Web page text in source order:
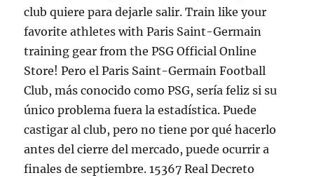
club quiere para dejarle salir. Train like your
favorite athletes with Paris Saint-Germain
training gear from the PSG Official Online
Store! Pero el Paris Saint-Germain Football
Club, más conocido como PSG, sería feliz si su
único problema fuera la estadística. Puede
castigar al club, pero no tiene por qué hacerlo
antes del cierre del mercado, puede ocurrir a
finales de septiembre. 15367 Real Decreto